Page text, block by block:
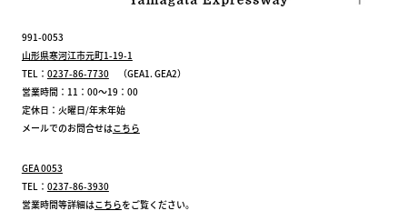
991-0053
山形県寒河江市元町1-19-1
TEL： 0237-86-7730（GEA1. GEA2）
営業時間：11：00～19：00
定休日：火曜日/年末年始
メールでのお問合せはこちら
GEA 0053
TEL： 0237-86-3930
営業時間等詳細はこちらをご覧ください。